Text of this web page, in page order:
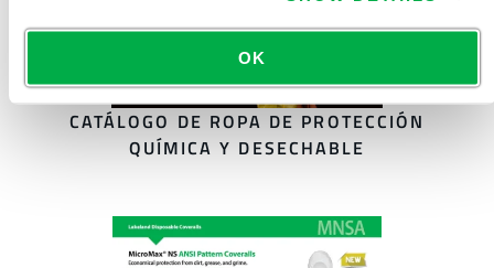
OK
CATÁLOGO DE ROPA DE PROTECCIÓN
QUÍMICA Y DESECHABLE